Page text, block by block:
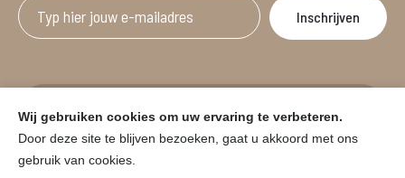
vanaf minimum 2 willekeurige artikelen.
Wij gebruiken cookies om uw ervaring te verbeteren.
Door deze site te blijven bezoeken, gaat u akkoord met ons
gebruik van cookies.